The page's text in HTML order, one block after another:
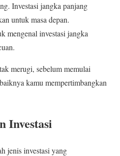
Investasi jangka panjang
untuk masa depan.
mengenal investasi jangka
merugi, sebelum memulai
kamu mempertimbangkan
Investasi
jenis investasi yang